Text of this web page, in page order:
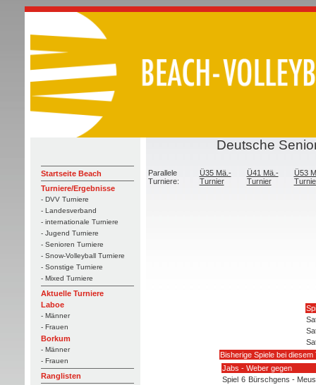
Startseite Beach
Turniere/Ergebnisse
- DVV Turniere
- Landesverband
- internationale Turniere
- Jugend Turniere
- Senioren Turniere
- Snow-Volleyball Turniere
- Sonstige Turniere
- Mixed Turniere
Aktuelle Turniere
Laboe
- Männer
- Frauen
Borkum
- Männer
- Frauen
Ranglisten
Deutsche
Parallele
Turniere:
Ü35 Mä.-
Turnier
Ü41 Mä.-
Turnier
Ü53
Bisherige Spiele bei diesem
Jabs - Weber gegen
Spiel 6 Bürschgens -